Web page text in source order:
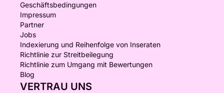
Geschäftsbedingungen
Impressum
Partner
Jobs
Indexierung und Reihenfolge von Inseraten
Richtlinie zur Streitbeilegung
Richtlinie zum Umgang mit Bewertungen
Blog
VERTRAU UNS